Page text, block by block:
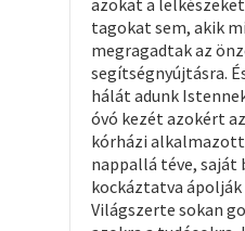
azokat a
tagokat sem, akik
megragadtak az
segítségnyújtásra.
hálát adunk
óvó kezét azokért
kórházi
nappallá téve,
kockáztatva
Világszerte sokan